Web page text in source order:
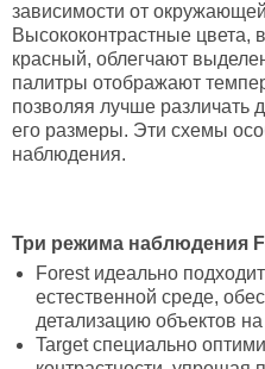
зависимости от
Высококонтрастные цвета,
красный, облегчают
палитры отображают
позволяя лучше различать
его размеры. Эти схемы
наблюдения.
Три режима наблюдения
Forest идеально
естественной среде,
детализацию объектов
Target специально